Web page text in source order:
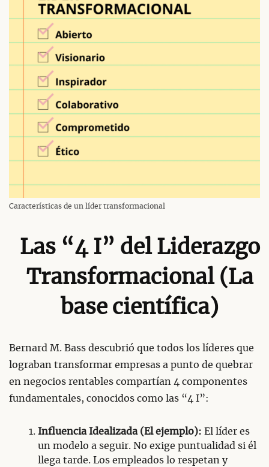
Características de un líder transformacional
Las “4 I” del Liderazgo
Transformacional (La
base científica)
Bernard M. Bass descubrió que todos los líderes que
lograban transformar empresas a punto de quebrar
en negocios rentables compartían 4 componentes
fundamentales, conocidos como las “4 I”:
Influencia Idealizada (El ejemplo): El líder es
un modelo a seguir. No exige puntualidad si él
llega tarde. Los empleados lo respetan y